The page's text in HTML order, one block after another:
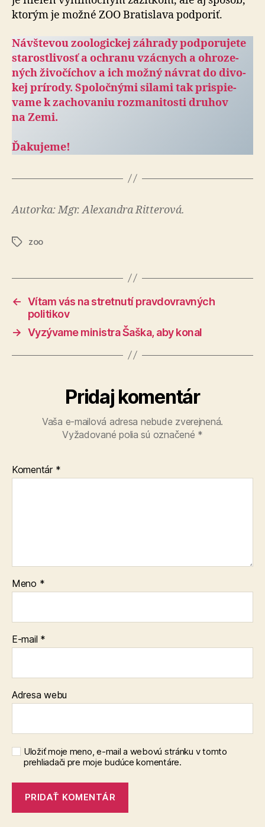
ktorým je možné ZOO Bratislava podporiť.
Návštevou zoologickej záhrady pod­po­ru­je­te
sta­rostli­vosť a och­ranu vzácnych a ohro­ze­
ných ži­vo­čí­chov a ich možný návrat do di­vo­
kej prí­rody. Spo­loč­nými silami tak prispie­
vame k za­cho­va­niu roz­ma­ni­tosti druhov
na Zemi.
Ďakujeme!
Autorka: Mgr. Alexandra Ritterová.
Značky
zoo
← Vítam vás na stretnutí pravdovravných
politikov
→ Vyzývame ministra Šaška, aby konal
Pridaj komentár
Vaša e-mailová adresa nebude zverejnená.
Vyžadované polia sú označené *
Komentár *
Meno *
E-mail *
Adresa webu
Uložiť moje meno, e-mail a webovú stránku v tomto
prehliadači pre moje budúce komentáre.